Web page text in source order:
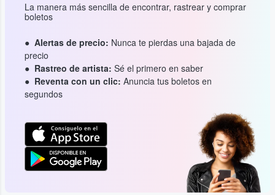
La manera más sencilla de encontrar, rastrear y comprar
boletos
Alertas de precio: Nunca te pierdas una bajada de
precio
Rastreo de artista: Sé el primero en saber
Reventa con un clic: Anuncia tus boletos en
segundos